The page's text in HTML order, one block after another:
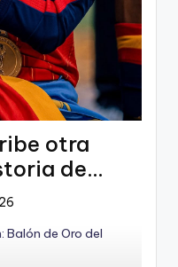
otra
de